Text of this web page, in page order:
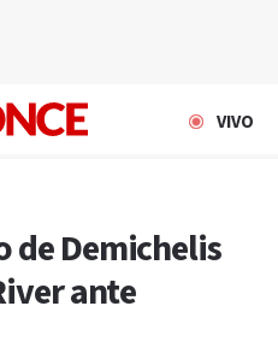
VIVO
de Demichelis
ante